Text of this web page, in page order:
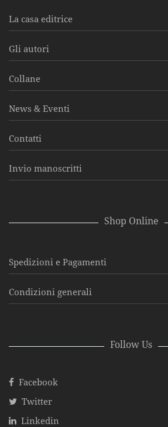
La casa editrice
Gli autori
Collane
News & Eventi
Contatti
Invio manoscritti
Shop Online
Spedizioni e Pagamenti
Condizioni generali
Follow Us
Facebook
Twitter
Linkedin